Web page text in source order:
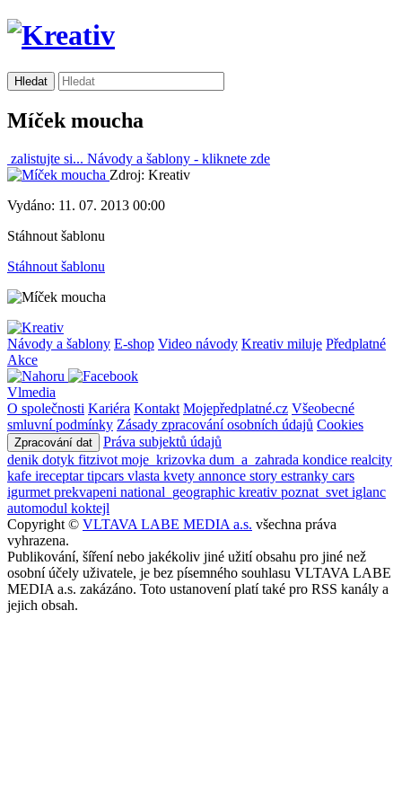
Míček moucha
zalistujte si... Návody a šablony - kliknete zde
Zdroj: Kreativ
Vydáno: 11. 07. 2013 00:00
Stáhnout šablonu
Stáhnout šablonu
Návody a šablony E-shop Video návody Kreativ miluje Předplatné
Akce
Vlmedia
O společnosti Kariéra Kontakt Mojepředplatné.cz Všeobecné
smluvní podmínky Zásady zpracování osobních údajů Cookies
Zpracování dat
Práva subjektů údajů
denik dotyk fitzivot moje_krizovka dum_a_zahrada kondice realcity
kafe ireceptartipcars vlasta kvety annonce story estranky cars
igurmet prekvapeni national_geographic kreativ poznat_svet iglanc
automodul koktejl
Copyright © VLTAVA LABE MEDIA a.s. všechna práva
vyhrazena.
Publikování, šíření nebo jakékoliv jiné užití obsahu pro jiné než
osobní účely uživatele, je bez písemného souhlasu VLTAVA LABE
MEDIA a.s. zakázáno. Toto ustanovení platí také pro RSS kanály a
jejich obsah.